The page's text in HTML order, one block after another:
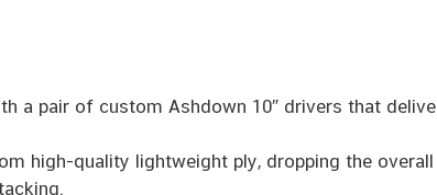
a pair of custom Ashdown 10″ drivers that
high-quality lightweight ply, dropping the